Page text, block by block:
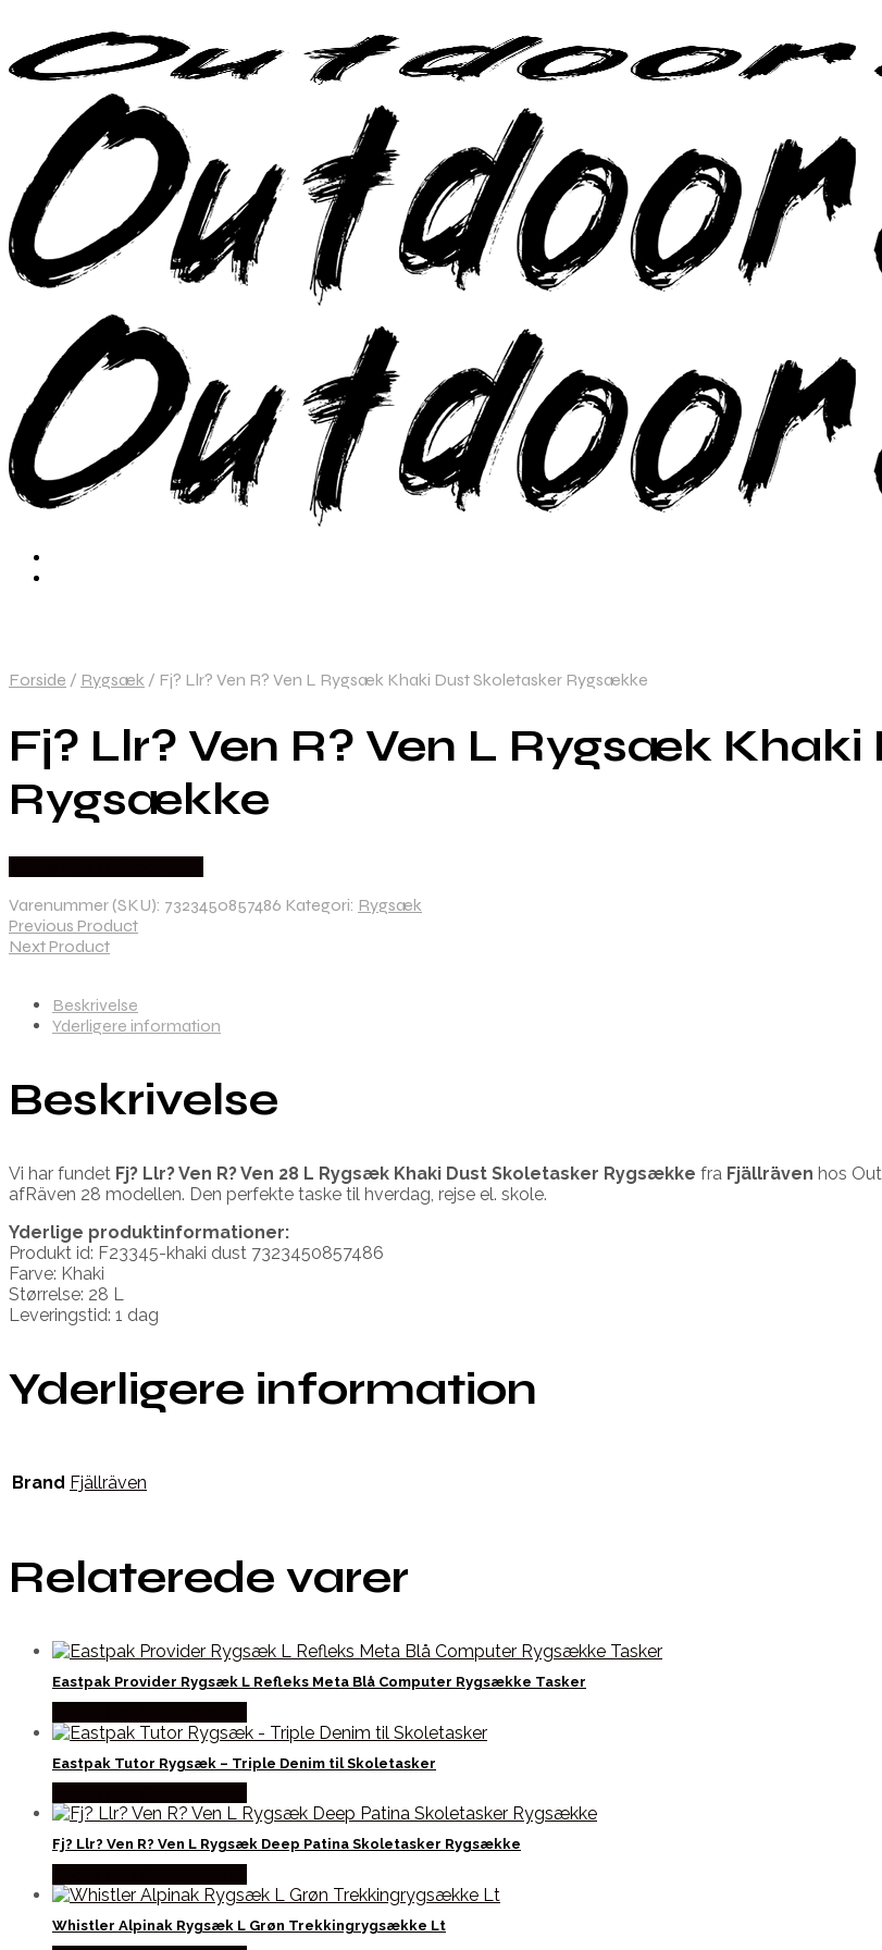
Forside / Rygsæk / Fj? Llr? Ven R? Ven L Rygsæk Khaki Dust Skoletasker Rygsække
Fj? Llr? Ven R? Ven L Rygsæk
Rygsække
Varenummer (SKU): 7323450857486 Kategori: Rygsæk
Previous Product
Next Product
Beskrivelse
Yderligere information
Beskrivelse
Vi har fundet Fj? Llr? Ven R? Ven 28 L Rygsæk Khaki Dust Skoletasker Rygsække fra Fjällräven hos
afRäven 28 modellen. Den perfekte taske til hverdag, rejse el. skole.
Yderlige produktinformationer:
Produkt id: F23345-khaki dust 7323450857486
Farve: Khaki
Størrelse: 28 L
Leveringstid: 1 dag
Yderligere information
Brand Fjällräven
Relaterede varer
Eastpak Provider Rygsæk L Refleks Meta Blå Computer Rygsække Tasker
Eastpak Tutor Rygsæk – Triple Denim til Skoletasker
Fj? Llr? Ven R? Ven L Rygsæk Deep Patina Skoletasker Rygsække
Whistler Alpinak Rygsæk L Grøn Trekkingrygsække Lt